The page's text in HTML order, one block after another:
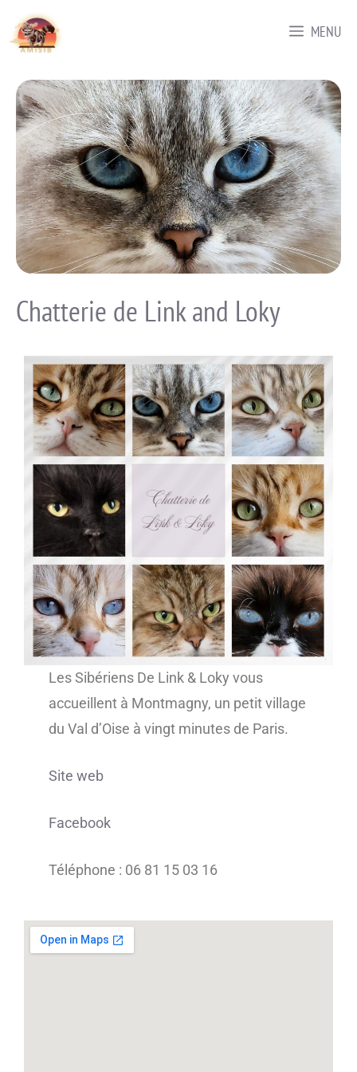
MENU
Chatterie de Link and Loky
Les Sibériens De Link & Loky vous
accueillent à Montmagny, un petit village
du Val d’Oise à vingt minutes de Paris.
Site web
Facebook
Téléphone : 06 81 15 03 16